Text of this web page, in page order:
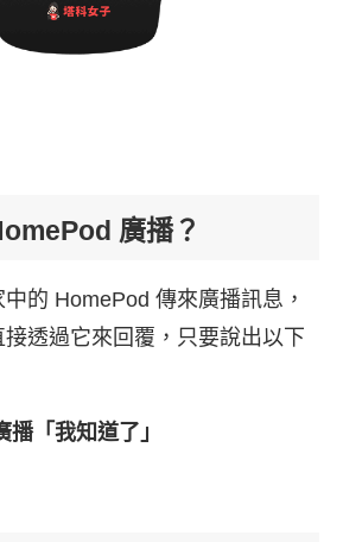
廣播？
的 HomePod 傳來廣播訊息，
透過它來回覆，只要說出以下
「我知道了」